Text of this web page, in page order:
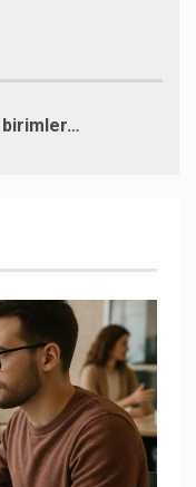
birimler…